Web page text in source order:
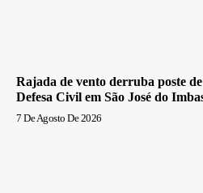
Rajada de vento derruba poste
Defesa Civil em São José do
7 De Agosto De 2026